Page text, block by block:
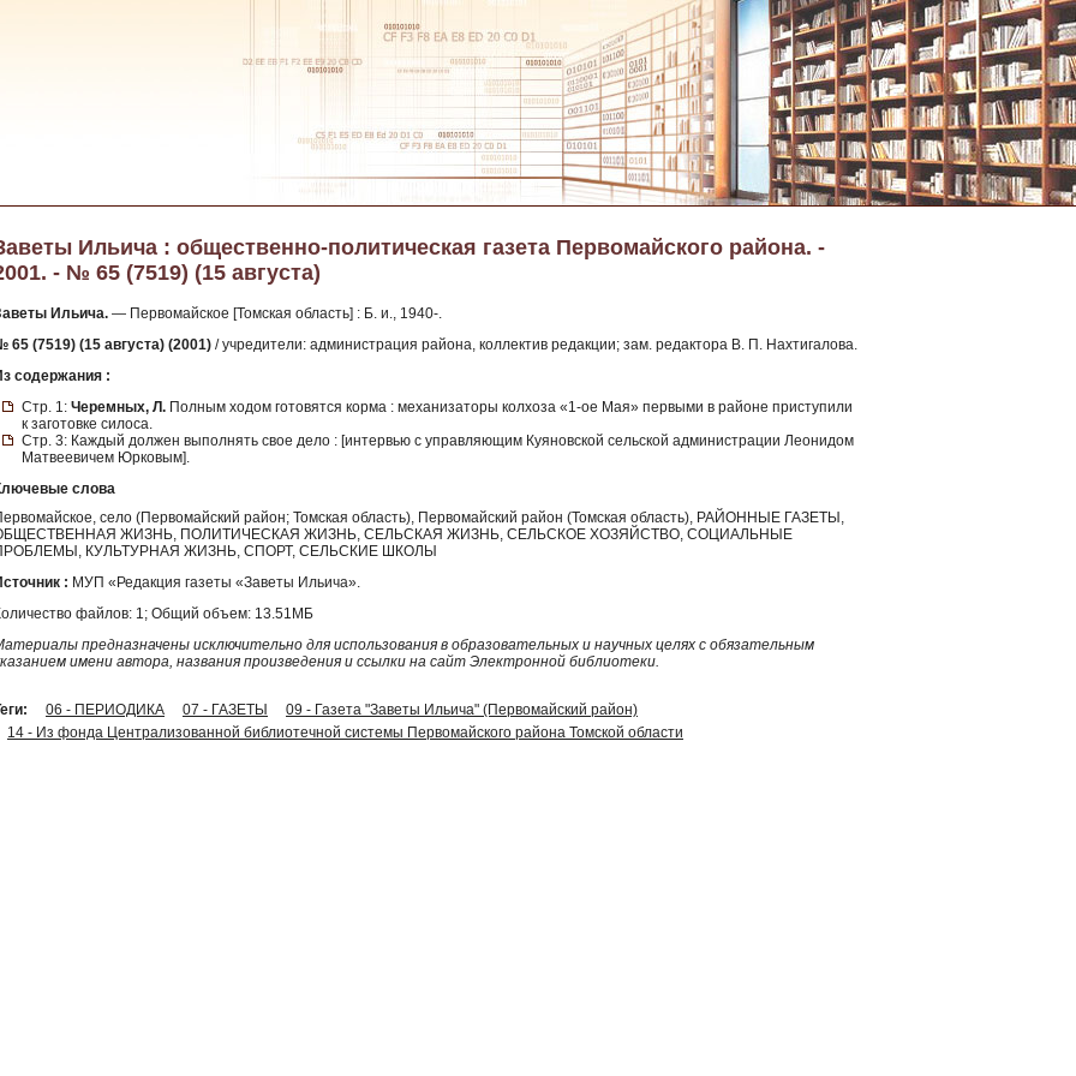
Ильича : общественно-политическая газета Первомайского района. -
- № 65 (7519) (15 августа)
Ильича. — Первомайское [Томская область] : Б. и., 1940-.
65 (7519) (15 августа) (2001) / учредители: администрация района, коллектив редакции; зам. редактора В. П. Нахтигалова.
содержания :
Стр. 1: Черемных, Л. Полным ходом готовятся корма : механизаторы колхоза «1-ое Мая» первыми в районе приступили
к заготовке силоса.
Стр. 3: Каждый должен выполнять свое дело : [интервью с управляющим Куяновской сельской администрации Леонидом
Матвеевичем Юрковым].
слова
село (Первомайский район; Томская область), Первомайский район (Томская область), РАЙОННЫЕ ГАЗЕТЫ,
ЖИЗНЬ, ПОЛИТИЧЕСКАЯ ЖИЗНЬ, СЕЛЬСКАЯ ЖИЗНЬ, СЕЛЬСКОЕ ХОЗЯЙСТВО, СОЦИАЛЬНЫЕ
КУЛЬТУРНАЯ ЖИЗНЬ, СПОРТ, СЕЛЬСКИЕ ШКОЛЫ
: МУП «Редакция газеты «Заветы Ильича».
файлов: 1; Общий объем: 13.51МБ
предназначены исключительно для использования в образовательных и научных целях с обязательным
имени автора, названия произведения и ссылки на сайт Электронной библиотеки.
06 - ПЕРИОДИКА 07 - ГАЗЕТЫ
09 - Газета "Заветы Ильича" (Первомайский район)
14 - Из фонда Централизованной библиотечной системы Первомайского района Томской области